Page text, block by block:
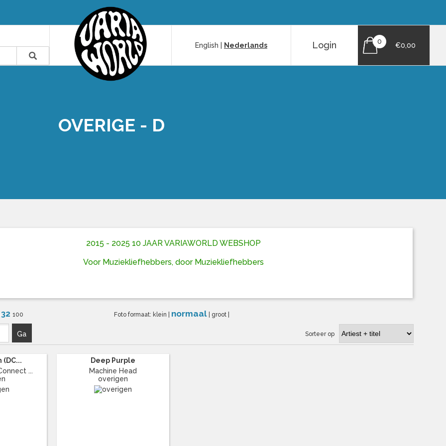
English
Nederlands Login 0 €0,00
OVERIGE - D
2015 - 2025 10 JAAR VARIAWORLD WEBSHOP
Voor Muziekliefhebbers, door Muziekliefhebbers
32 100 Foto formaat: klein normaal groot
Ga Sorteer op
(DC...
...
Deep Purple
Machine Head
overigen